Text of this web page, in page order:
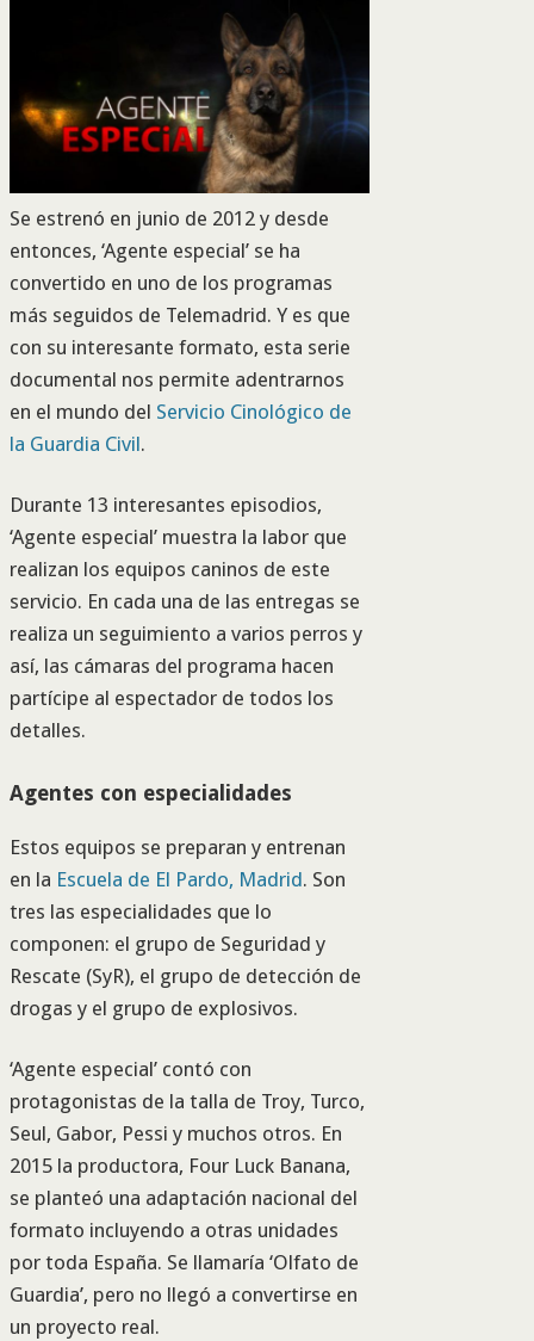
Se estrenó en junio de 2012 y desde
entonces, ‘Agente especial’ se ha
convertido en uno de los programas
más seguidos de Telemadrid. Y es que
con su interesante formato, esta serie
documental nos permite adentrarnos
en el mundo del Servicio Cinológico de
la Guardia Civil.
Durante 13 interesantes episodios,
‘Agente especial’ muestra la labor que
realizan los equipos caninos de este
servicio. En cada una de las entregas se
realiza un seguimiento a varios perros y
así, las cámaras del programa hacen
partícipe al espectador de todos los
detalles.
Agentes con especialidades
Estos equipos se preparan y entrenan
en la Escuela de El Pardo, Madrid. Son
tres las especialidades que lo
componen: el grupo de Seguridad y
Rescate (SyR), el grupo de detección de
drogas y el grupo de explosivos.
‘Agente especial’ contó con
protagonistas de la talla de Troy, Turco,
Seul, Gabor, Pessi y muchos otros. En
2015 la productora, Four Luck Banana,
se planteó una adaptación nacional del
formato incluyendo a otras unidades
por toda España. Se llamaría ‘Olfato de
Guardia’, pero no llegó a convertirse en
un proyecto real.